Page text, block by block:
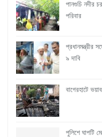
পানগুচি নদীর
পরিবার
প্রধানমন্ত্রীর
৯ দাবি
বাগেরহাটে
পুলিশে ঘাপটি